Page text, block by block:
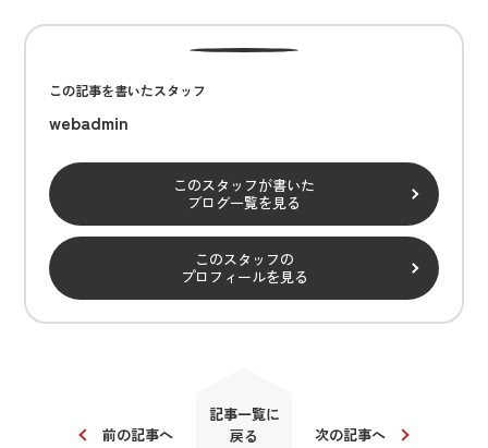
この記事を書いたスタッフ
webadmin
このスタッフが書いた
ブログ一覧を見る
このスタッフの
プロフィールを見る
前の記事へ
記事一覧に
戻る
次の記事へ